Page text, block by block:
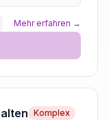
Mehr erfahren →
Komplex